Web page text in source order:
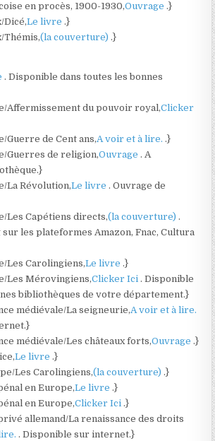
en procès, 1900-1930,Ouvrage.}
Dicé,Le livre.}
Thémis,(la couverture).}
. Disponible dans toutes les bonnes
Affermissement du pouvoir royal,Clicker
Guerre de Cent ans,A voir et à lire..}
Guerres de religion,Ouvrage. A
La Révolution,Le livre. Ouvrage de
Les Capétiens directs,(la couverture).
sur les plateformes Amazon, Fnac, Cultura
Les Carolingiens,Le livre.}
Les Mérovingiens,Clicker Ici. Disponible
bibliothèques de votre département.}
médiévale/La seigneurie,A voir et à lire.
médiévale/Les châteaux forts,Ouvrage.}
Le livre.}
Les Carolingiens,(la couverture).}
en Europe,Le livre.}
en Europe,Clicker Ici.}
allemand/La renaissance des droits
. Disponible sur internet.}